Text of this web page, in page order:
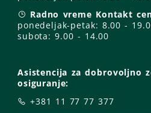
Radno vreme Kontakt
ponedeljak-petak: 8.00 -
subota: 9.00 - 14.00
Asistencija za dobrovoljno
osiguranje:
+381 11 77 77 377